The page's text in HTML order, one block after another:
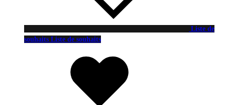
Liste de
souhaits Liste de souhaits